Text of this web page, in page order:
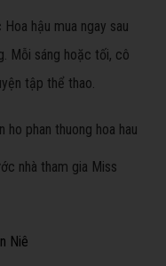
hậu mua ngay sau
Mỗi sáng hoặc tối, cô
tập thể thao.
nhà tham gia Miss
Niê